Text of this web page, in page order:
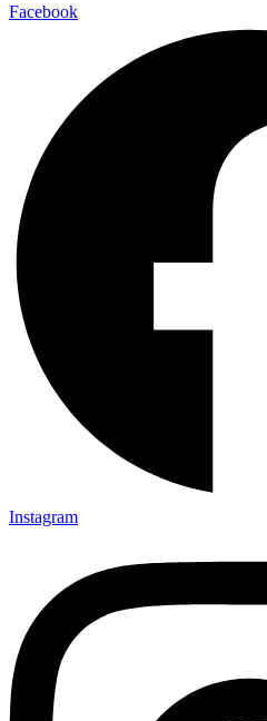
Facebook
Instagram